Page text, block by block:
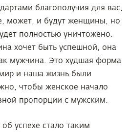
благополучия для вас,
может, и будут женщины, но
полностью уничтожено.
хочет быть успешной, она
мужчина. Это худшая форма
и наша жизнь были
чтобы женское начало
пропорции с мужским.
успехе стало таким